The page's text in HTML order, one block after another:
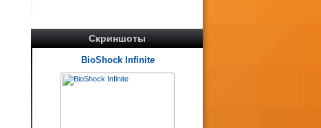
Скриншоты
BioShock Infinite